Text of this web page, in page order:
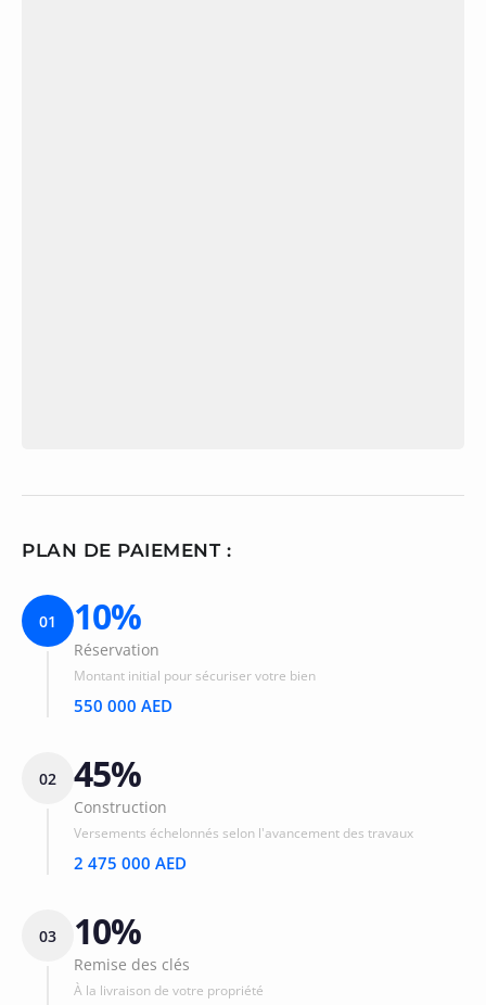
PLAN DE PAIEMENT :
01 10%
Réservation
Montant initial pour sécuriser votre bien
550 000 AED
02 45%
Construction
Versements échelonnés selon l'avancement des travaux
2 475 000 AED
03 10%
Remise des clés
À la livraison de votre propriété